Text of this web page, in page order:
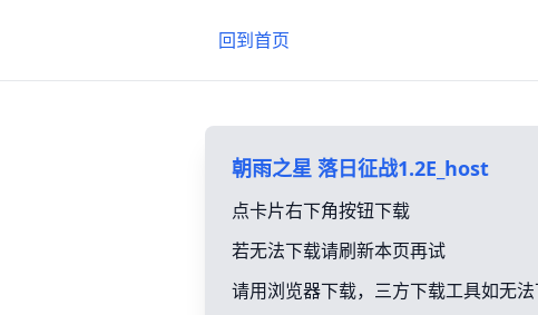
回到首页
朝雨之星 落日征战1.2E_host
点卡片右下角按钮下载
若无法下载请刷新本页再试
请用浏览器下载，三方下载工具如无